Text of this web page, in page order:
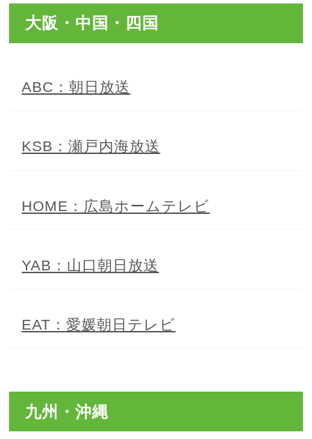
大阪・中国・四国
ABC：朝日放送
KSB：瀬戸内海放送
HOME：広島ホームテレビ
YAB：山口朝日放送
EAT：愛媛朝日テレビ
九州・沖縄